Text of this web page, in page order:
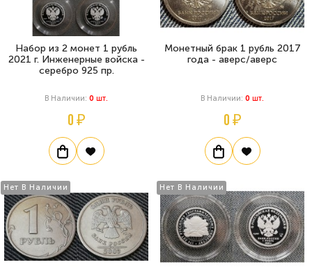
Набор из 2 монет 1 рубль
2021 г. Инженерные войска -
серебро 925 пр.
В Наличии: 0 Шт.
0 ₽
Монетный брак 1 рубль 2017
года - аверс/аверс
В Наличии: 0 Шт.
0 ₽
Нет В Наличии Нет В Наличии